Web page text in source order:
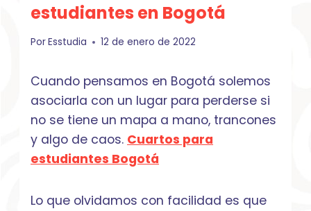
estudiantes en Bogotá
PorEsstudia 12 de enero de 2022
Cuando pensamos en Bogotá solemos
asociarla con un lugar para perderse si
no se tiene un mapa a mano, trancones
y algo de caos. Cuartos para
estudiantes Bogotá
Lo que olvidamos con facilidad es que